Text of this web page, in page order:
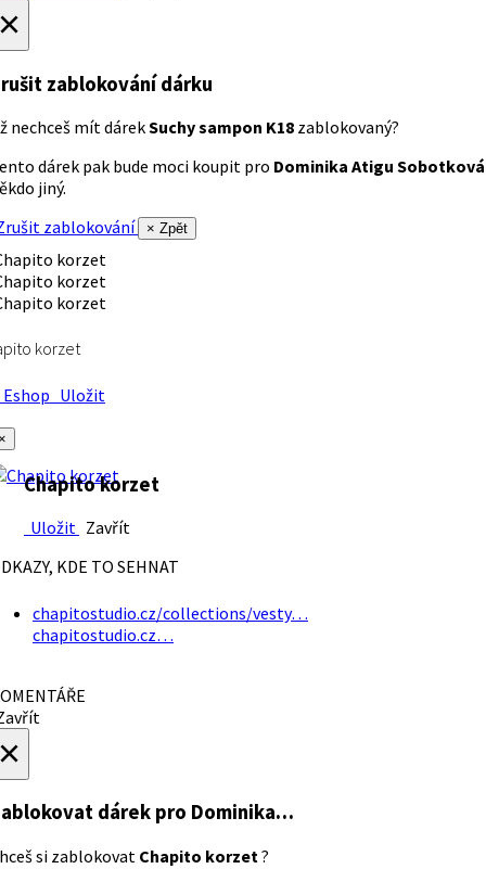
zablokování dárku
nechceš mít dárekSuchy sampon K18 zablokovaný?
dárek pak bude moci koupit pro Dominika Atigu Sobotková
jiný.
zablokování
× Zpět
korzet
Uložit
Chapito korzet
Uložit Zavřít
KDE TO SEHNAT
chapitostudio.cz/collections/vesty…
chapitostudio.cz…
dárek pro Dominika…
si zablokovat Chapito korzet?